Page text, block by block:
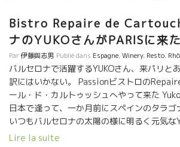
Bistro Repaire de
ナのYUKOさんがPARISに来た
Par伊藤與志男 Publié dans Espagne,Winery, Resto,
バルセロナで活躍するYUKOさん、来パリと
訳にはいかない。 Passionビストロの
ール・ド・カルトゥッシュへやって来た
日本で逢って、一か月前にスペインのタラゴ
いつもバルセロナの太陽の様に明るく元気
都の大鵬さんのVerre Voléのイベントに来た
Lire la suite